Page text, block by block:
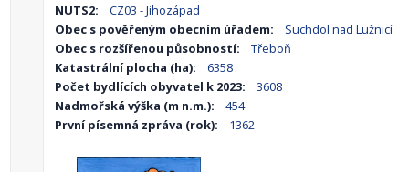
NUTS2:
CZ03 - Jihozápad
Obec s pověřeným obecním úřadem:
Suchdol nad Lužnicí
Obec s rozšířenou působností:
Třeboň
Katastrální plocha (ha):
6358
Počet bydlících obyvatel k 2023:
3608
Nadmořská výška (m n.m.):
454
První písemná zpráva (rok):
1362